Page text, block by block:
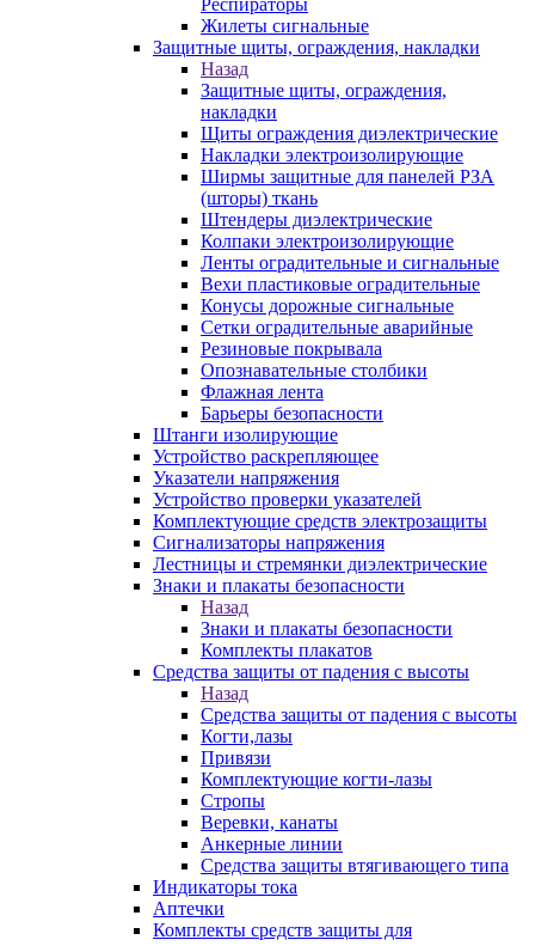
Респираторы
Жилеты сигнальные
Защитные щиты, ограждения, накладки
Назад
Защитные щиты, ограждения,
накладки
Щиты ограждения диэлектрические
Накладки электроизолирующие
Ширмы защитные для панелей РЗА
(шторы) ткань
Штендеры диэлектрические
Колпаки электроизолирующие
Ленты оградительные и сигнальные
Вехи пластиковые оградительные
Конусы дорожные сигнальные
Сетки оградительные аварийные
Резиновые покрывала
Опознавательные столбики
Флажная лента
Барьеры безопасности
Штанги изолирующие
Устройство раскрепляющее
Указатели напряжения
Устройство проверки указателей
Комплектующие средств электрозащиты
Сигнализаторы напряжения
Лестницы и стремянки диэлектрические
Знаки и плакаты безопасности
Назад
Знаки и плакаты безопасности
Комплекты плакатов
Средства защиты от падения с высоты
Назад
Средства защиты от падения с высоты
Когти,лазы
Привязи
Комплектующие когти-лазы
Стропы
Веревки, канаты
Анкерные линии
Средства защиты втягивающего типа
Индикаторы тока
Аптечки
Комплекты средств защиты для